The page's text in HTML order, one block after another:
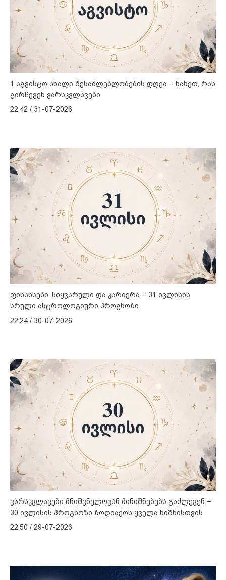
1 აგვისტო ახალი შესაძლებლობების დღეა – ნახეთ, რას
გირჩევენ ვარსკვლავები
22:42 / 31-07-2026
ფინანსები, სიყვარული და კარიერა – 31 ივლისის
სრული ასტროლოგიური პროგნოზი
22:24 / 30-07-2026
ვარსკვლავები მნიშვნელოვან მინიშნებებს გაძლევენ –
30 ივლისის პროგნოზი ზოდიაქოს ყველა ნიშნისთვის
22:50 / 29-07-2026